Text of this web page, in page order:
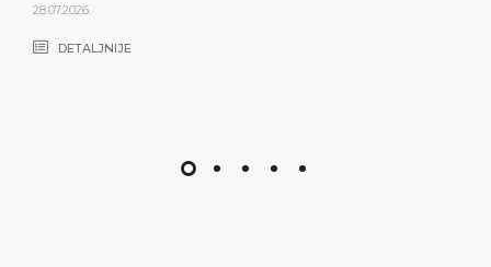
28.07.2026.
DETALJNIJE